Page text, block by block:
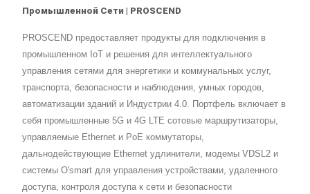
Промышленной Сети | PROSCEND
PROSCEND предоставляет продукты для подключения в
промышленном IoT и решения для интеллектуального
управления сетями для энергетики и коммунальных услуг,
транспорта, безопасности и наблюдения, умных городов,
автоматизации зданий и Индустрии 4.0. Портфель включает в
себя промышленные 5G и 4G LTE сотовые маршрутизаторы,
управляемые Ethernet и PoE коммутаторы,
дальнодействующие Ethernet удлинители, модемы VDSL2 и
системы O'smart для управления устройствами, удаленного
доступа, контроля доступа к сети и безопасности